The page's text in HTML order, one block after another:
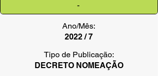
-
Ano/Mês:
2022 / 7
Tipo de Publicação:
DECRETO NOMEAÇÃO